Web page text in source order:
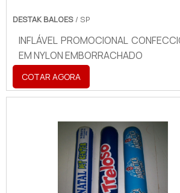
DESTAK BALOES / SP
INFLÁVEL PROMOCIONAL
EM NYLON EMBORRACHADO
COTAR AGORA